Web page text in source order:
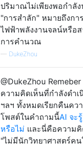
ปริมาณไม่เพียงพอกำลั
"การสำลัก" หมายถึงกา
ไฟฟ้าพลังงานจลน์หรือส
การคำนวณ
— DukeZhou
@DukeZhou
ความคิดเห็นที่กำลังดำ
ฯลฯ ทั้งหมดเรียกคืนค
โพสต์ในคำถามนี้AI จะ
หรือไม่ และนี่คือความ
"ไม่มีนักวิทยาศาสตร์ค